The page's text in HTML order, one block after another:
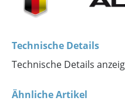
Technische Details
Technische Details
Ähnliche Artikel